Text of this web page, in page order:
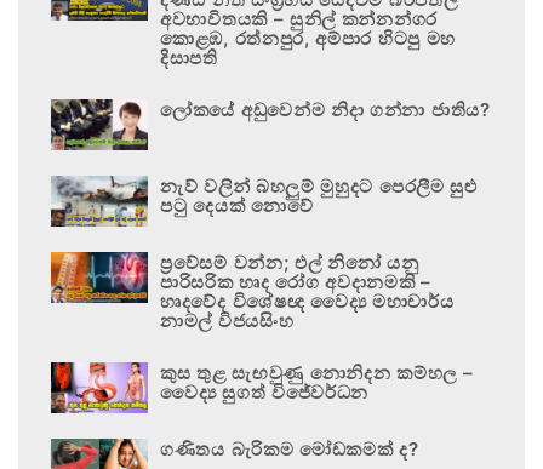
අවභාවිතයකි – සුනිල් කන්නන්ගර
කොළඹ, රත්නපුර, අම්පාර හිටපු මහ
දිසාපති
ලෝකයේ අඩුවෙන්ම නිදා ගන්නා ජාතිය?
නැව් වලින් බහලුම් මුහුදට පෙරලීම සුළු
පටු දෙයක් නොවේ
ප්‍රවේසම් වන්න; එල් නිනෝ යනු
පාරිසරික හෘද රෝග අවදානමකි –
හෘදවේද විශේෂඥ වෛද්‍ය මහාචාර්ය
නාමල් විජයසිංහ
කුස තුළ සැඟවුණු නොනිදන කම්හල –
වෛද්‍ය සුගත් විජේවර්ධන
ගණිතය බැරිකම මෝඩකමක් ද?